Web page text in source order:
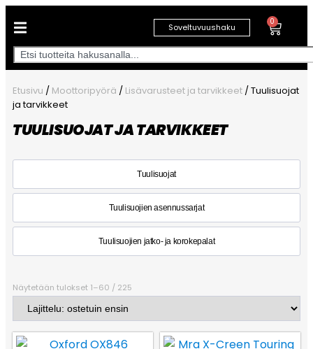
Soveltuvuushaku
0
Etusivu / Moottoripyörä / Lisävarusteet ja tarvikkeet / Tuulisuojat
ja tarvikkeet
TUULISUOJAT JA TARVIKKEET
Tuulisuojat
Tuulisuojien asennussarjat
Tuulisuojien jatko- ja korokepalat
Näytetään tulokset 1–60 / 225